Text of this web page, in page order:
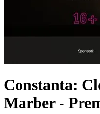
Constanta:
Marber -